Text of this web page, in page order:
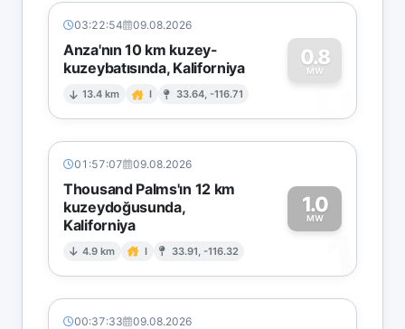
03:22:54 09.08.2026
Anza'nın 10 km kuzey-
kuzeybatısında, Kaliforniya
13.4 km I 33.64, -116.71
0.8
MW
0
01:57:07 09.08.2026
Thousand Palms'ın 12 km
kuzeydoğusunda,
Kaliforniya
4.9 km I 33.91, -116.32
1.0
MW
1
00:37:33 09.08.2026